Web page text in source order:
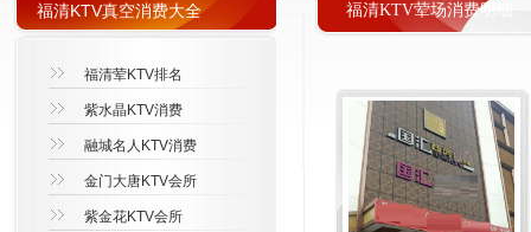
福清KTV荤场消费明细
福清KTV真空消费大全
福清荤KTV排名
紫水晶KTV消费
融城名人KTV消费
金门大唐KTV会所
紫金花KTV会所